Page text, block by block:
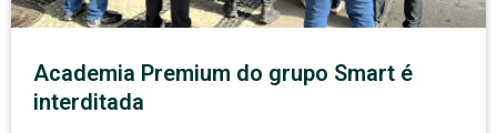
Academia Premium do grupo Smart é
interditada